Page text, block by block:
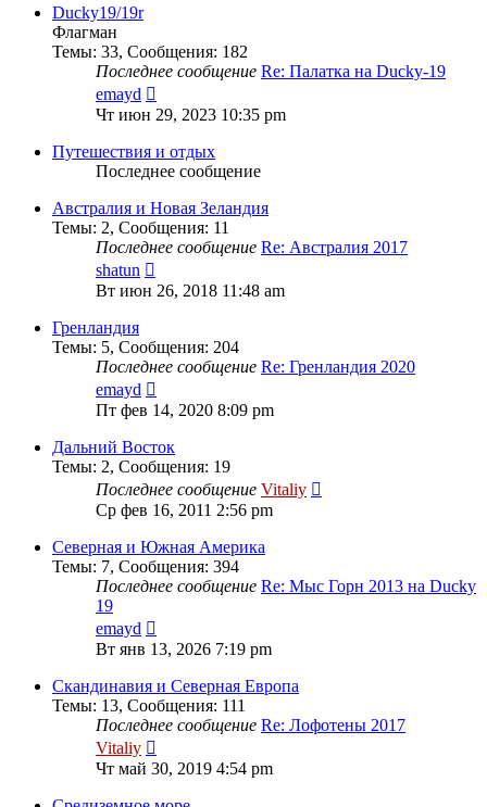
Ducky19/19r
Флагман
Темы: 33, Сообщения: 182
Последнее сообщение Re: Палатка на Ducky-19
emayd
к
последнему
сообщению
Чт июн 29, 2023 10:35 pm
Путешествия и отдых
Последнее сообщение
Австралия и Новая Зеландия
Темы: 2, Сообщения: 11
Последнее сообщение Re: Австралия 2017
shatun
к
последнему
Вт июн 26, 2018 11:48 am
Гренландия
Темы: 5, Сообщения: 204
Последнее сообщение Re: Гренландия 2020
emayd
к
последнему
сообщению
Пт фев 14, 2020 8:09 pm
Дальний Восток
Темы: 2, Сообщения: 19
Последнее сообщение Vitaliy
Ср фев 16, 2011 2:56 pm
Северная и Южная Америка
Темы: 7, Сообщения: 394
Последнее сообщение Re: Мыс Горн 2013 на Ducky
19
emayd
к
последнему
сообщению
Вт янв 13, 2026 7:19 pm
Скандинавия и Северная Европа
Темы: 13, Сообщения: 111
Последнее сообщение Re: Лофотены 2017
Vitaliy
к
последнему
сообщению
Чт май 30, 2019 4:54 pm